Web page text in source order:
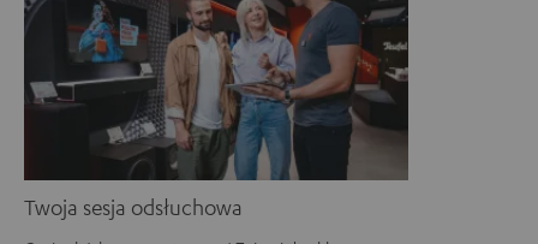
Twoja sesja odsłuchowa